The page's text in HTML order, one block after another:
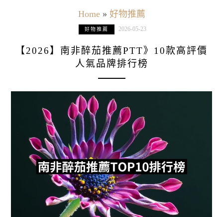
Home» 好物推薦
好物推薦 2026-05-23
【2026】南非醉茄推薦PTT》10款高評價
人氣品牌排行榜